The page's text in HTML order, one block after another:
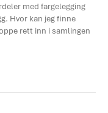
med fargelegging
Hvor kan jeg finne
rett inn i samlingen